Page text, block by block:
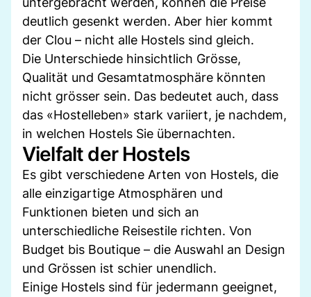
deutlich gesenkt werden. Aber hier kommt
der Clou – nicht alle Hostels sind gleich.
Die Unterschiede hinsichtlich Grösse,
Qualität und Gesamtatmosphäre könnten
nicht grösser sein. Das bedeutet auch, dass
das «Hostelleben» stark variiert, je nachdem,
in welchen Hostels Sie übernachten.
Vielfalt der Hostels
Es gibt verschiedene Arten von Hostels, die
alle einzigartige Atmosphären und
Funktionen bieten und sich an
unterschiedliche Reisestile richten. Von
Budget bis Boutique – die Auswahl an Design
und Grössen ist schier unendlich.
Einige Hostels sind für jedermann geeignet,